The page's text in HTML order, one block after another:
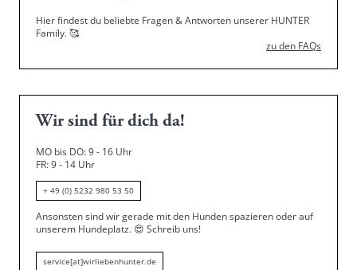
Hier findest du beliebte Fragen & Antworten unserer HUNTER
Family.🥰
zu den FAQs
Wir sind für dich da!
MO bis DO: 9 - 16 Uhr
FR: 9 - 14 Uhr
+ 49 (0) 5232 980 53 50
Ansonsten sind wir gerade mit den Hunden spazieren oder auf
unserem Hundeplatz. 😍 Schreib uns!
service[at]wirliebenhunter.de